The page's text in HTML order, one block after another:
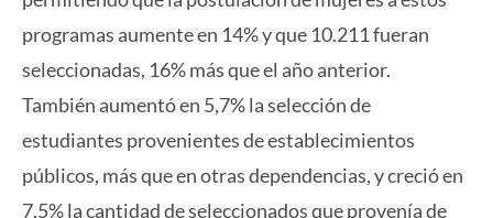
programas aumente en 14% y que 10.211 fueran
seleccionadas, 16% más que el año anterior.
También aumentó en 5,7% la selección de
estudiantes provenientes de establecimientos
públicos, más que en otras dependencias, y creció en
7,5% la cantidad de seleccionados que provenía de